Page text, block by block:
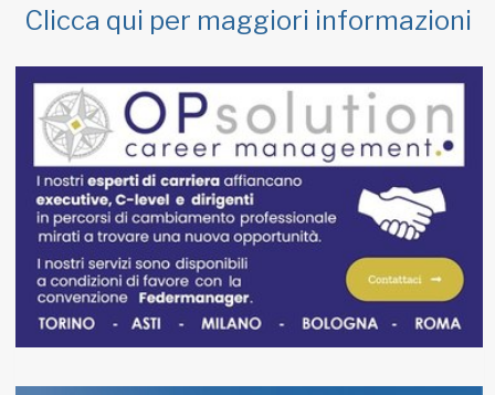
Clicca qui per maggiori informazioni